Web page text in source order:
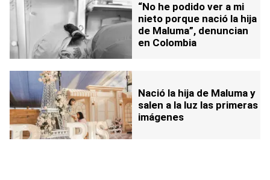
“No he podido ver a mi
nieto porque nació la hija
de Maluma”, denuncian
en Colombia
Nació la hija de Maluma y
salen a la luz las primeras
imágenes